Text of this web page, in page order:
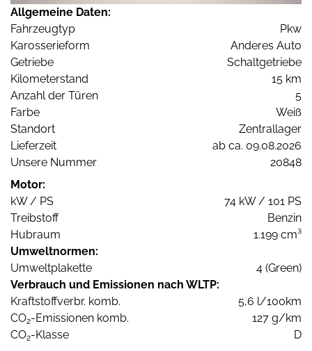
Allgemeine Daten:
Fahrzeugtyp
Pkw
Karosserieform
Anderes Auto
Getriebe
Schaltgetriebe
Kilometerstand
15 km
Anzahl der Türen
5
Farbe
Weiß
Standort
Zentrallager
Lieferzeit
ab ca. 09.08.2026
Unsere Nummer
20848
Motor:
kW / PS
74 kW / 101 PS
Treibstoff
Benzin
Hubraum
1.199 cm³
Umweltnormen:
Umweltplakette
4 (Green)
Verbrauch und Emissionen nach WLTP:
Kraftstoffverbr. komb.
5,6 l/100km
CO2-Emissionen komb.
127 g/km
CO2-Klasse D